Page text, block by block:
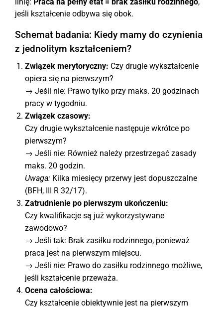
jeśli kształcenie odbywa się obok.
Schemat badania: Kiedy mamy do czynienia
z jednolitym kształceniem?
Związek merytoryczny: Czy drugie wykształcenie
opiera się na pierwszym?
→ Jeśli nie: Prawo tylko przy maks. 20 godzinach
pracy w tygodniu.
Związek czasowy:
Czy drugie wykształcenie następuje wkrótce po
pierwszym?
→ Jeśli nie: Również należy przestrzegać zasady
maks. 20 godzin.
Uwaga: Kilka miesięcy przerwy jest dopuszczalne
(BFH, III R 32/17).
Zatrudnienie po pierwszym ukończeniu:
Czy kwalifikacje są już wykorzystywane
zawodowo?
→ Jeśli tak: Brak zasiłku rodzinnego, ponieważ
praca jest na pierwszym miejscu.
→ Jeśli nie: Prawo do zasiłku rodzinnego możliwe,
jeśli kształcenie przeważa.
Ocena całościowa:
Czy kształcenie obiektywnie jest na pierwszym